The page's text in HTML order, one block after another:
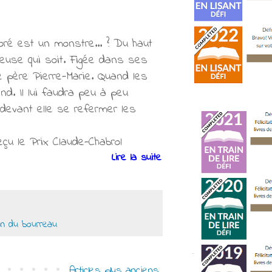
est un monstre... ? Du haut
qui soit. Figée dans ses
Pierre-Marie. Quand les
Il lui faudra peu à peu
elle se refermer les
le Prix Claude-Chabrol
Lire la suite
du bourreau